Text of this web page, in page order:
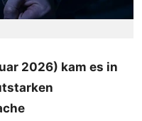
2026) kam es in